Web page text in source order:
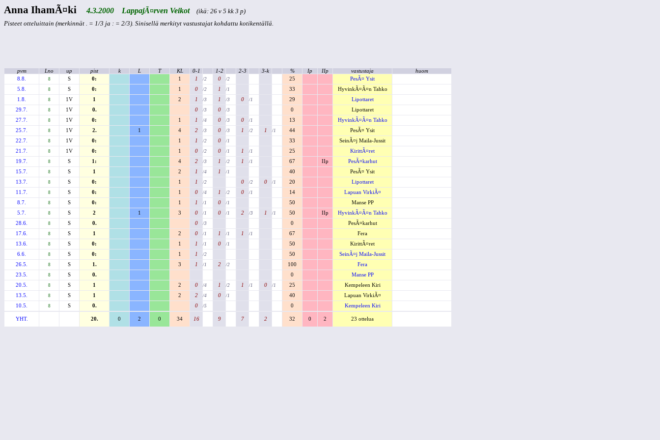
Anna IhamÃ¤ki 4.3.2000 LappajÃ¤rven Veikot
(ikä: 26 v 5 kk 3 p)
Pisteet otteluittain (merkinnät . = 1/3 ja : = 2/3). Sinisellä merkityt vastustajat kohdattu kotikentällä.
pvm Lno up pist k L T KL 0-1 1-2 2-3 3-k % Ip IIp vastustaja
huom
8.8.
8 S 0: 1 1 /2 0 /2 25
PesÃ¤ Ysit
5.8.
8 S 0: 1 0 /2 1 /1 33
HyvinkÃ¤Ã¤n Tahko
1.8.
8 1V 1 2 1 /3 1 /3 0 /1 29
Lipottaret
29.7.
8 1V 0. 0 /3 0 /3 0
Lipottaret
27.7.
8 1V 0: 1 1 /4 0 /3 0 /1 13
HyvinkÃ¤Ã¤n Tahko
25.7.
8 1V 2. 1 4 2 /3 0 /3 1 /2 1 /1 44
PesÃ¤ Ysit
22.7.
8 1V 0: 1 1 /2 0 /1 33
SeinÃ¤j Maila-Jussit
21.7.
8 1V 0: 1 0 /2 0 /1 1 /1 25
KirittÃ¤ret
19.7.
8 S 1: 4 2 /3 1 /2 1 /1 67 IIp
PesÃ¤karhut
15.7.
8 S 1 2 1 /4 1 /1 40
PesÃ¤ Ysit
13.7.
8 S 0: 1 1 /2 0 /2 0 /1 20
Lipottaret
11.7.
8 S 0: 1 0 /4 1 /2 0 /1 14
Lapuan VirkiÃ¤
8.7.
8 S 0: 1 1 /1 0 /1 50
Manse PP
5.7.
8 S 2 1 3 0 /1 0 /1 2 /3 1 /1 50 IIp
HyvinkÃ¤Ã¤n Tahko
28.6.
8 S 0. 0 /3 0
PesÃ¤karhut
17.6.
8 S 1 2 0 /1 1 /1 1 /1 67
Fera
13.6.
8 S 0: 1 1 /1 0 /1 50
KirittÃ¤ret
6.6.
8 S 0: 1 1 /2 50
SeinÃ¤j Maila-Jussit
26.5.
8 S 1. 3 1 /1 2 /2 100
Fera
23.5.
8 S 0. 0
Manse PP
20.5.
8 S 1 2 0 /4 1 /2 1 /1 0 /1 25
Kempeleen Kiri
13.5.
8 S 1 2 2 /4 0 /1 40
Lapuan VirkiÃ¤
10.5.
8 S 0. 0 /5 0 Kempeleen Kiri
YHT. 20. 0 2 0 34 16 9 7 2 32 0 2 23 ottelua